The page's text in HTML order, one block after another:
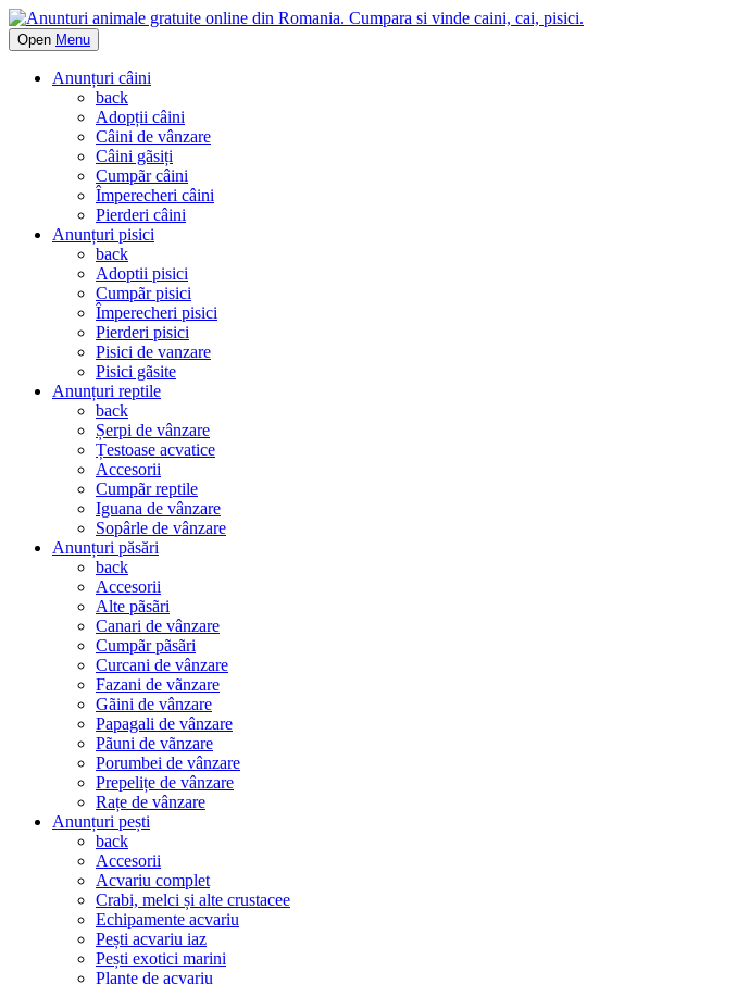
Open Menu
Anunțuri câini
back
Adopții câini
Câini de vânzare
Câini gãsiți
Cumpãr câini
Împerecheri câini
Pierderi câini
Anunțuri pisici
back
Adoptii pisici
Cumpãr pisici
Împerecheri pisici
Pierderi pisici
Pisici de vanzare
Pisici gãsite
Anunțuri reptile
back
Șerpi de vânzare
Țestoase acvatice
Accesorii
Cumpãr reptile
Iguana de vânzare
Sopârle de vânzare
Anunțuri păsări
back
Accesorii
Alte pãsãri
Canari de vânzare
Cumpãr pãsãri
Curcani de vânzare
Fazani de vãnzare
Gãini de vânzare
Papagali de vânzare
Pãuni de vãnzare
Porumbei de vânzare
Prepelițe de vânzare
Rațe de vânzare
Anunțuri pești
back
Accesorii
Acvariu complet
Crabi, melci și alte crustacee
Echipamente acvariu
Pești acvariu iaz
Pești exotici marini
Plante de acvariu